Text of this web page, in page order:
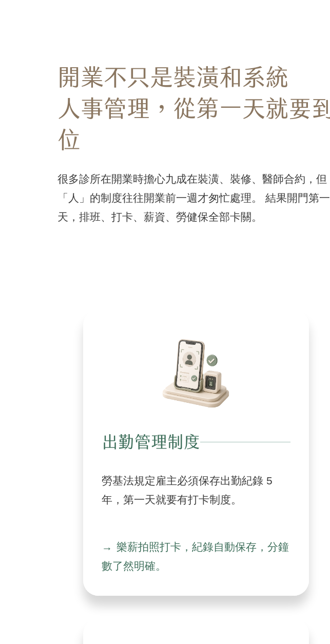
開業不只是裝潢和系統
人事管理，從第一天就要到
位
很多診所在開業時擔心九成在裝潢、裝修、醫師合約，但
「人」的制度往往開業前一週才匆忙處理。 結果開門第一
天，排班、打卡、薪資、勞健保全部卡關。
出勤管理制度
勞基法規定雇主必須保存出勤紀錄 5
年，第一天就要有打卡制度。
樂薪拍照打卡，紀錄自動保存，分鐘
數了然明確。